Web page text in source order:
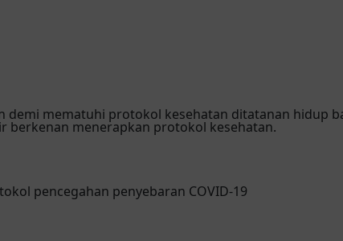
demi mematuhi protokol kesehatan ditatanan hidup
berkenan menerapkan protokol kesehatan.
pencegahan penyebaran COVID-19